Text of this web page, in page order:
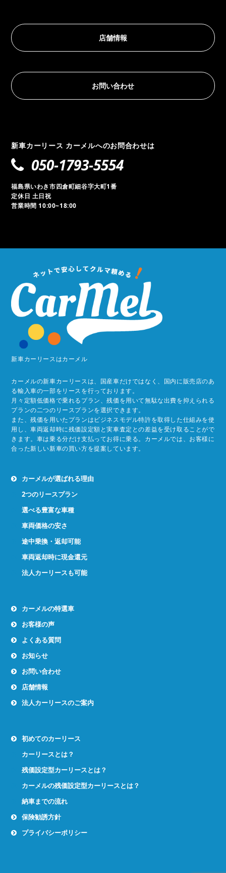
店舗情報
お問い合わせ
新車カーリース カーメルへのお問合わせは
050-1793-5554
福島県いわき市四倉町細谷字大町1番
定休日 土日祝
営業時間 10:00~18:00
新車カーリースはカーメル
カーメルの新車カーリースは、国産車だけではなく、国内に販売店のあ
る輸入車の一部をリースを行っております。
月々定額低価格で乗れるプラン、残価を用いて無駄な出費を抑えられる
プランの二つのリースプランを選択できます。
また、残価を用いたプランはビジネスモデル特許を取得した仕組みを使
用し、車両返却時に残価設定額と実車査定との差益を受け取ることがで
きます。車は乗る分だけ支払ってお得に乗る。カーメルでは、お客様に
合った新しい新車の買い方を提案しています。
カーメルが選ばれる理由
2つのリースプラン
選べる豊富な車種
車両価格の安さ
途中乗換・返却可能
車両返却時に現金還元
法人カーリースも可能
カーメルの特選車
お客様の声
よくある質問
お知らせ
お問い合わせ
店舗情報
法人カーリースのご案内
初めてのカーリース
カーリースとは？
残価設定型カーリースとは？
カーメルの残価設定型カーリースとは？
納車までの流れ
保険勧誘方針
プライバシーポリシー